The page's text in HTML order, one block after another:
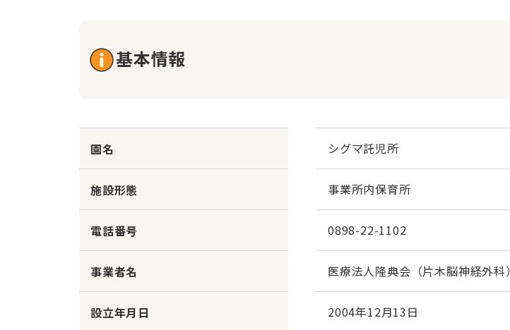
基本情報
園名 シグマ託児所
施設形態 事業所内保育所
電話番号 0898-22-1102
事業者名 医療法人隆典会（片木脳神経外科）
設立年月日 2004年12月13日